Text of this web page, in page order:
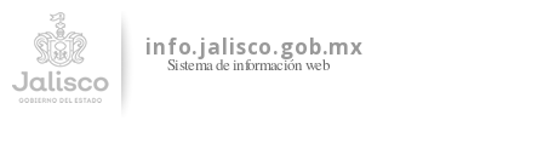
contenido
principal
info.jalisco.gob.mx
Sistema de información web